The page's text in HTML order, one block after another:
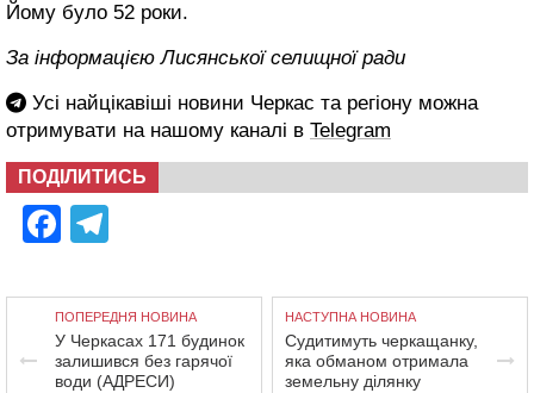
Йому було 52 роки.
За інформацією Лисянської селищної ради
Усі найцікавіші новини Черкас та регіону можна
отримувати на нашому каналі в Telegram
ПОДІЛИТИСЬ
Facebook
ПОПЕРЕДНЯ НОВИНА
У Черкасах 171 будинок
залишився без гарячої
води (АДРЕСИ)
НАСТУПНА НОВИНА
Судитимуть черкащанку,
яка обманом отримала
земельну ділянку